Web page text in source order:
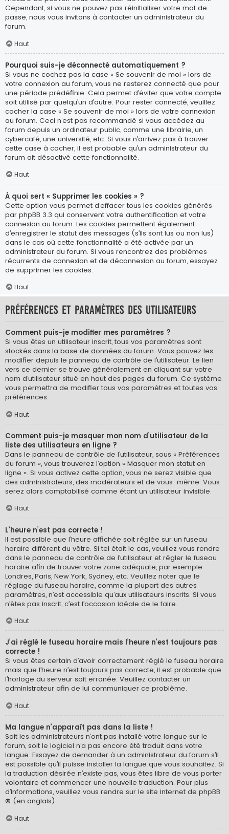
Cependant, si vous ne pouvez pas réinitialiser votre mot de
passe, nous vous invitons à contacter un administrateur du
forum.
Haut
Pourquoi suis-je déconnecté automatiquement ?
Si vous ne cochez pas la case « Se souvenir de moi » lors de
votre connexion au forum, vous ne resterez connecté que pour
une période prédéfinie. Cela permet d’éviter que votre compte
soit utilisé par quelqu’un d’autre. Pour rester connecté, veuillez
cocher la case « Se souvenir de moi » lors de votre connexion
au forum. Ceci n’est pas recommandé si vous accédez au
forum depuis un ordinateur public, comme une librairie, un
cybercafé, une université, etc. Si vous n’arrivez pas à trouver
cette case à cocher, il est probable qu’un administrateur du
forum ait désactivé cette fonctionnalité.
Haut
À quoi sert « Supprimer les cookies » ?
Cette option vous permet d’effacer tous les cookies générés
par phpBB 3.3 qui conservent votre authentification et votre
connexion au forum. Les cookies permettent également
d’enregistrer le statut des messages (s’ils sont lus ou non lus)
dans le cas où cette fonctionnalité a été activée par un
administrateur du forum. Si vous rencontrez des problèmes
récurrents de connexion et de déconnexion au forum, essayez
de supprimer les cookies.
Haut
Préférences et paramètres des utilisateurs
Comment puis-je modifier mes paramètres ?
Si vous êtes un utilisateur inscrit, tous vos paramètres sont
stockés dans la base de données du forum. Vous pouvez les
modifier depuis le panneau de contrôle de l’utilisateur. Le lien
vers ce dernier se trouve généralement en cliquant sur votre
nom d’utilisateur situé en haut des pages du forum. Ce système
vous permettra de modifier tous vos paramètres et toutes vos
préférences.
Haut
Comment puis-je masquer mon nom d’utilisateur de la
liste des utilisateurs en ligne ?
Dans le panneau de contrôle de l’utilisateur, sous « Préférences
du forum », vous trouverez l’option « Masquer mon statut en
ligne ». Si vous activez cette option, vous ne serez visible que
des administrateurs, des modérateurs et de vous-même. Vous
serez alors comptabilisé comme étant un utilisateur invisible.
Haut
L’heure n’est pas correcte !
Il est possible que l’heure affichée soit réglée sur un fuseau
horaire différent du vôtre. Si tel était le cas, veuillez vous rendre
dans le panneau de contrôle de l’utilisateur et régler le fuseau
horaire afin de trouver votre zone adéquate, par exemple
Londres, Paris, New York, Sydney, etc. Veuillez noter que le
réglage du fuseau horaire, comme la plupart des autres
paramètres, n’est accessible qu’aux utilisateurs inscrits. Si vous
n’êtes pas inscrit, c’est l’occasion idéale de le faire.
Haut
J’ai réglé le fuseau horaire mais l’heure n’est toujours pas
correcte !
Si vous êtes certain d’avoir correctement réglé le fuseau horaire
mais que l’heure n’est toujours pas correcte, il est probable que
l’horloge du serveur soit erronée. Veuillez contacter un
administrateur afin de lui communiquer ce problème.
Haut
Ma langue n’apparaît pas dans la liste !
Soit les administrateurs n’ont pas installé votre langue sur le
forum, soit le logiciel n’a pas encore été traduit dans votre
langue. Essayez de demander à un administrateur du forum s’il
est possible qu’il puisse installer la langue que vous souhaitez. Si
la traduction désirée n’existe pas, vous êtes libre de vous porter
volontaire et commencer une nouvelle traduction. Pour plus
d’informations, veuillez vous rendre sur le site internet de phpBB
® (en anglais).
Haut